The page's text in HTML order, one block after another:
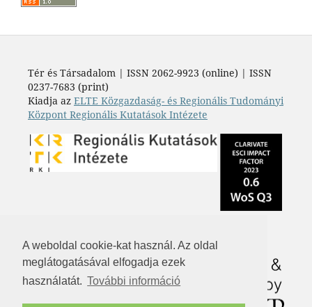
A weboldal cookie-kat használ. Az oldal
meglátogatásával elfogadja ezek
használatát. További információ
Tér és Társadalom | ISSN 2062-9923 (online) | ISSN
0237-7683 (print)
Kiadja az ELTE Közgazdaság- és Regionális Tudományi
Központ Regionális Kutatások Intézete